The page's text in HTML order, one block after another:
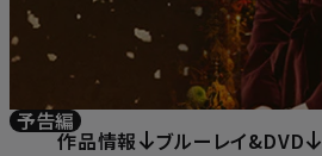
予告編
作品情報 ブルーレイ&DVD